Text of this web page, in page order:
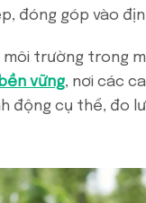
đóng góp vào
trường trong
vững, nơi các
động cụ thể, đo